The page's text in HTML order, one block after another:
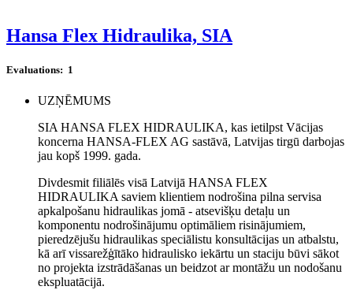
Hansa Flex Hidraulika, SIA
Evaluations: 1
UZŅĒMUMS
SIA HANSA FLEX HIDRAULIKA, kas ietilpst Vācijas
koncerna HANSA-FLEX AG sastāvā, Latvijas tirgū darbojas
jau kopš 1999. gada.
Divdesmit filiālēs visā Latvijā HANSA FLEX
HIDRAULIKA saviem klientiem nodrošina pilna servisa
apkalpošanu hidraulikas jomā - atsevišķu detaļu un
komponentu nodrošinājumu optimāliem risinājumiem,
pieredzējušu hidraulikas speciālistu konsultācijas un atbalstu,
kā arī vissarežģītāko hidraulisko iekārtu un staciju būvi sākot
no projekta izstrādāšanas un beidzot ar montāžu un nodošanu
ekspluatācijā.